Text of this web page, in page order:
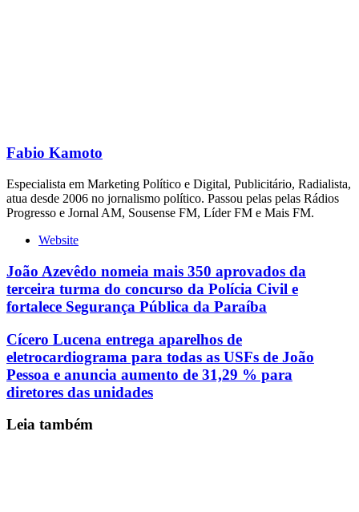
Fabio Kamoto
Especialista em Marketing Político e Digital, Publicitário, Radialista,
atua desde 2006 no jornalismo político. Passou pelas pelas Rádios
Progresso e Jornal AM, Sousense FM, Líder FM e Mais FM.
Website
João Azevêdo nomeia mais 350 aprovados da
terceira turma do concurso da Polícia Civil e
fortalece Segurança Pública da Paraíba
Cícero Lucena entrega aparelhos de
eletrocardiograma para todas as USFs de João
Pessoa e anuncia aumento de 31,29 % para
diretores das unidades
Leia também